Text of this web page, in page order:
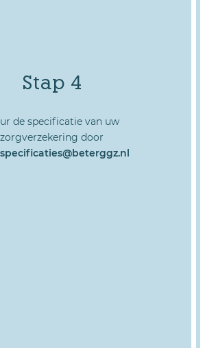
Stap 4
de specificatie van uw
zorgverzekering door
specificaties@beterggz.nl